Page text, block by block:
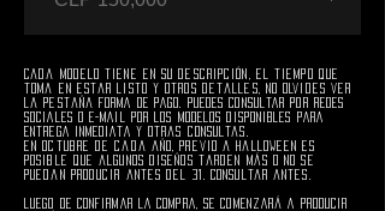
Cada modelo tiene en su descripción, el tiempo que
toma en estar listo y otros detalles, no olvides ver
la pestaña FORMA DE PAGO. PUEDES CONSULTAR POR REDES
SOCIALES O E-MAIL POR LOS MODELOS DISPONIBLES PARA
ENTREGA INMEDIATA y otras consultas.
​en octubre de cada año, previo a Halloween es
posible que algunos diseños tarden más o no se
puedan producir antes del 31. Consultar antes.
lUEGO DE CONFIRMAR LA COMPRA, SE COMENZARÁ A PRODUCIR